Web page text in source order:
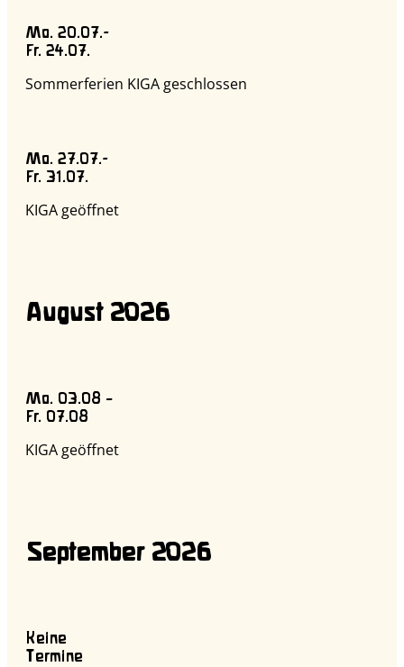
Mo. 20.07.-
Fr. 24.07.
Sommerferien KIGA geschlossen
Mo. 27.07.-
Fr. 31.07.
KIGA geöffnet
August 2026
Mo. 03.08 –
Fr. 07.08
KIGA geöffnet
September 2026
Keine
Termine